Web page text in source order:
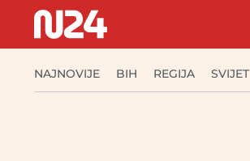
NAJNOVIJE BIH REGIJA SVIJET